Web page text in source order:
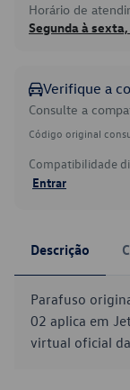
Horário de
Segunda à
Verifique a
Consulte a
Código original
Compatibilidade
Entrar
Descrição
Parafuso
02 aplica em
virtual oficial